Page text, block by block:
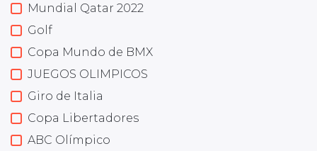
Mundial Qatar 2022
Golf
Copa Mundo de BMX
JUEGOS OLIMPICOS
Giro de Italia
Copa Libertadores
ABC Olímpico